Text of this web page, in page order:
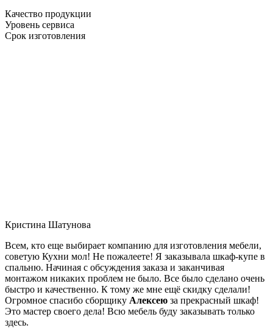
Качество продукции
Уровень сервиса
Срок изготовления
Кристина Шатунова
Всем, кто еще выбирает компанию для изготовления мебели,
советую Кухни мол! Не пожалеете! Я заказывала шкаф-купе в
спальню. Начиная с обсуждения заказа и заканчивая
монтажом никаких проблем не было. Все было сделано очень
быстро и качественно. К тому же мне ещё скидку сделали!
Огромное спасибо сборщику Алексею за прекрасный шкаф!
Это мастер своего дела! Всю мебель буду заказывать только
здесь.